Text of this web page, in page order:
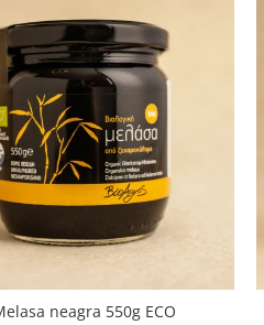
neagra 550g ECO